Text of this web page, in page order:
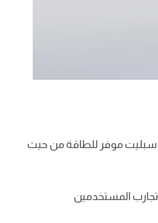
سبليت موفر للطاقة من حيث